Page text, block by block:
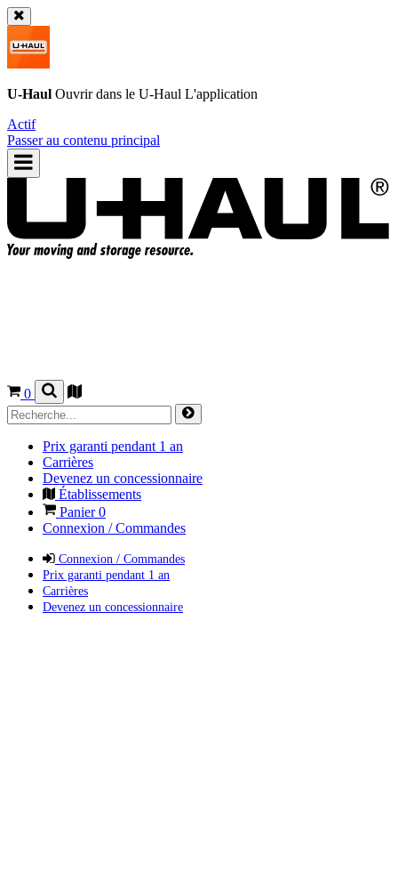
U-Haul Ouvrir dans le U-Haul L'application
Actif
Passer au contenu principal
0
Prix garanti pendant 1 an
Carrières
Devenez un concessionnaire
Établissements
Panier0
Connexion / Commandes
Connexion / Commandes
Prix garanti pendant 1 an
Carrières
Devenez un concessionnaire